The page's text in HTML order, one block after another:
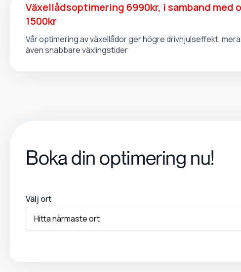
Växellådsoptimering 6990kr, i samband med
1500kr
Vår optimering av växellådor ger högre drivhjulseffekt,
även snabbare växlingstider
Boka din optimering nu!
Välj ort